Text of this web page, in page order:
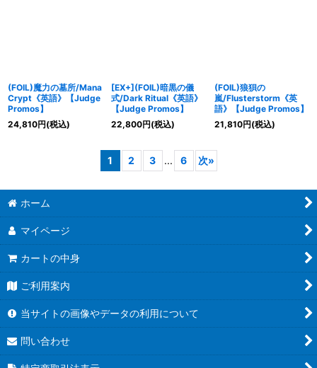
(FOIL)魔力の墓所/Mana
Crypt《英語》【Judge
Promos】
24,810円(税込)
[EX+](FOIL)暗黒の儀
式/Dark Ritual《英語》
【Judge Promos】
22,800円(税込)
(FOIL)狼狽の
嵐/Flusterstorm《英
語》【Judge Promos】
21,810円(税込)
1 2 3 ... 6 次»
ホーム
マイページ
カートの中身
ご利用案内
当サイトの画像やデータの利用について
問い合わせ